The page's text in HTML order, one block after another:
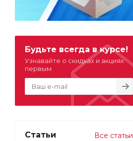
Будьте всегда в курсе!
Узнавайте о скидках и акциях
первым
Статьи Все статьи